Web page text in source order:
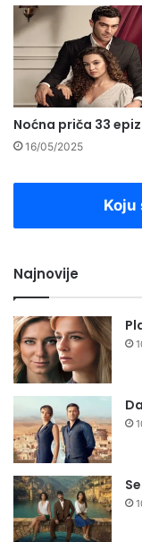
Noćna priča 33
16/05/2025
Koju
Najnovije